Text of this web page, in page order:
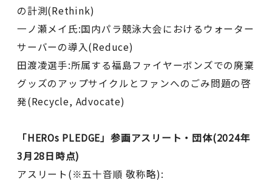
の計測(Rethink)
一ノ瀬メイ氏:国内パラ競泳大会におけるウォーター
サーバーの導入(Reduce)
田渡凌選手:所属する福島ファイヤーボンズでの廃棄
グッズのアップサイクルとファンへのごみ問題の啓
発(Recycle, Advocate)
「HEROs PLEDGE」参画アスリート・団体(2024年
3月28日時点)
アスリート(※五十音順 敬称略):